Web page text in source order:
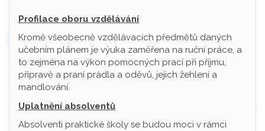
Profilace oboru vzdělávání
Kromě všeobecně vzdělávacích předmětů daných
učebním plánem je výuka zaměřena na ruční práce, a
to zejména na výkon pomocných prací při příjmu,
přípravě a praní prádla a oděvů, jejich žehlení a
mandlování.
Uplatnění absolventů
Absolventi praktické školy se budou moci v rámci